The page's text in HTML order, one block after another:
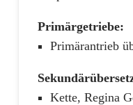
Primärgetriebe:
Primärantrieb
Kette, Regina